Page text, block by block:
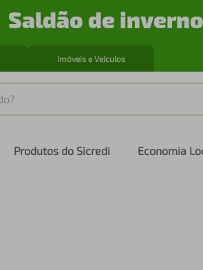
Saldão de inverno
Imóveis e Veículos
Produtos do Sicredi Economia